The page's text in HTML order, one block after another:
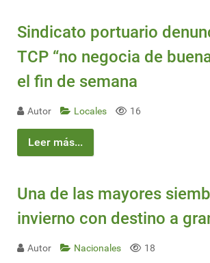
Sindicato portuario
TCP “no negocia de
el fin de semana
Autor Locales 16
Leer más...
Una de las mayores
invierno con destino a
Autor Nacionales 18